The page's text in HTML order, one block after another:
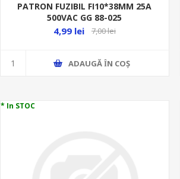
PATRON FUZIBIL FI10*38MM 25A
500VAC GG 88-025
4,99 lei 7,00 lei
ADAUGĂ ȊN COŞ
* In STOC